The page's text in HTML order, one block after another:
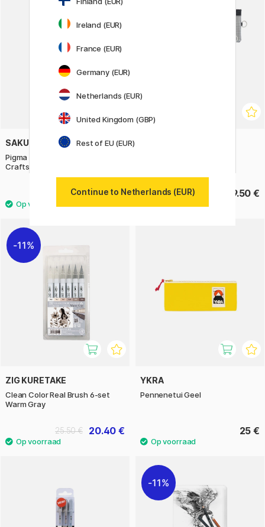
SAKURA
Pigma Micron PN Wallet 3-pack
Crafts
9.90 € 9.50 €
11%
ZIG KURETAKE
Clean Color Real Brush 6-set
Warm Gray
20.40 €
25.50 €
YKRA
Pennenetui Geel
25 €
11%
Ireland (EUR)
France (EUR)
Germany (EUR)
Netherlands (EUR)
United Kingdom (GBP)
Rest of EU (EUR)
Continue to Netherlands (EUR)